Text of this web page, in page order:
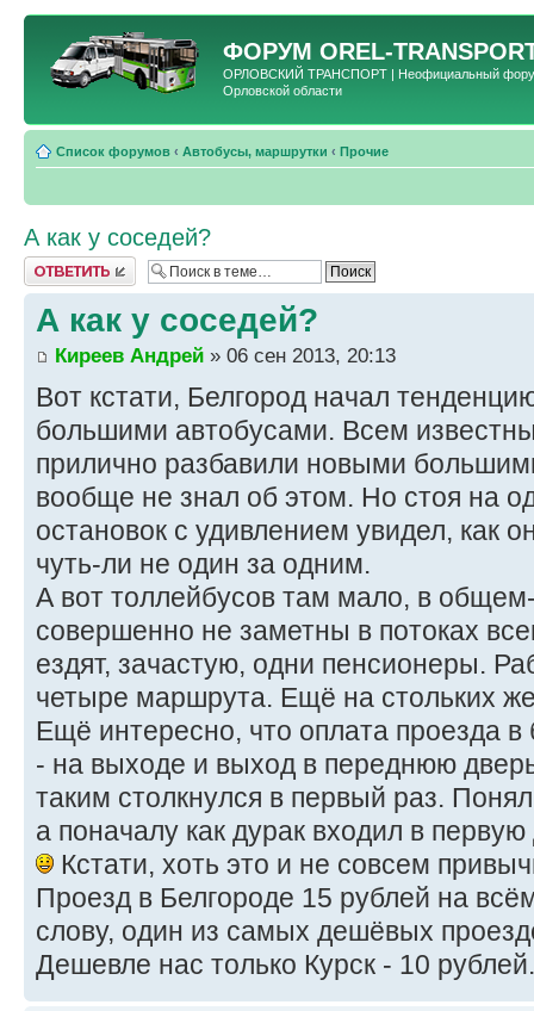
ФОРУМ OREL-
ОРЛОВСКИЙ ТРАНСПОРТ | Неофициальный форум
Орловской области
Список форумов ‹ Автобусы, маршрутки ‹ Прочие
А как у соседей?
Ответить
А как у соседей?
Киреев Андрей » 06 сен 2013, 20:13
Вот кстати, Белгород начал
большими автобусами. Всем
прилично разбавили новыми
вообще не знал об этом. Но стоя на
остановок с удивлением увидел, как
чуть-ли не один за одним.
А вот толлейбусов там мало, в
совершенно не заметны в потоках
ездят, зачастую, одни пенсионеры.
четыре маршрута. Ещё на стольких
Ещё интересно, что оплата проезда в
- на выходе и выход в переднюю
таким столкнулся в первый раз.
а поначалу как дурак входил в
Кстати, хоть это и не совсем
Проезд в Белгороде 15 рублей на
слову, один из самых дешёвых
Дешевле нас только Курск - 10 рублей.